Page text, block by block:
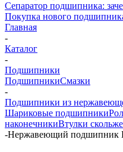
Сепаратор подшипника:
Покупка нового
Главная
-
Каталог
-
Подшипники
ПодшипникиСмазки
-
Подшипники из
Шариковые подшипники
наконечникиВтулки
-Нержавеющий подшипник